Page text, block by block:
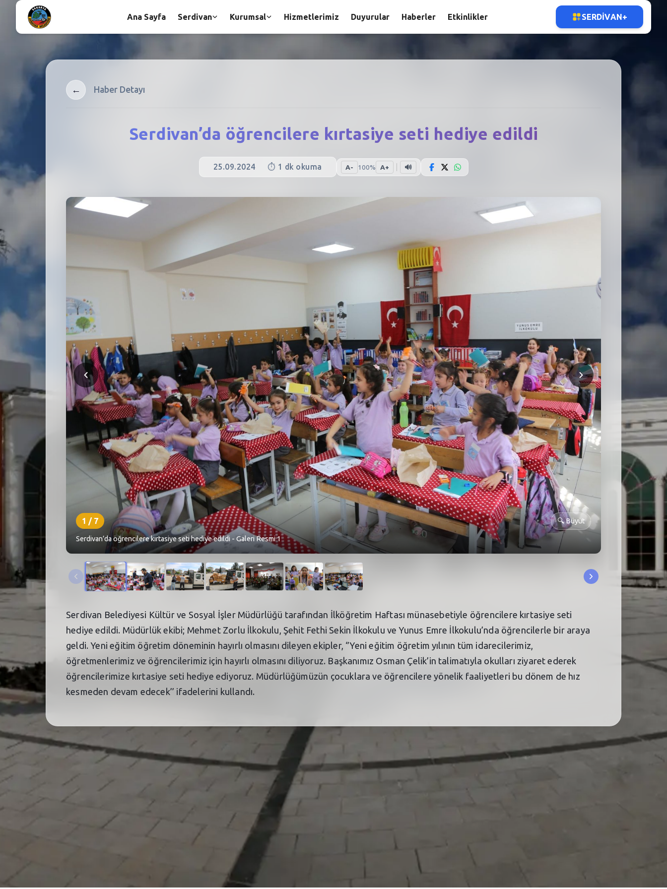
← Haber Detayı
Serdivan’da öğrencilere kırtasiye seti hediye edildi
25.09.2024 ⏱️ 1 dk okuma A- 100% A+ 🔊
1 / 7 🔍Büyüt
Serdivan’da öğrencilere kırtasiye seti hediye edildi - Galeri Resmi 1
Serdivan Belediyesi Kültür ve Sosyal İşler Müdürlüğü tarafından İlköğretim Haftası münasebetiyle öğrencilere kırtasiye seti
hediye edildi. Müdürlük ekibi; Mehmet Zorlu İlkokulu, Şehit Fethi Sekin İlkokulu ve Yunus Emre İlkokulu’nda öğrencilerle bir araya
geldi. Yeni eğitim öğretim döneminin hayırlı olmasını dileyen ekipler, ‘’Yeni eğitim öğretim yılının tüm idarecilerimiz,
öğretmenlerimiz ve öğrencilerimiz için hayırlı olmasını diliyoruz. Başkanımız Osman Çelik’in talimatıyla okulları ziyaret ederek
öğrencilerimize kırtasiye seti hediye ediyoruz. Müdürlüğümüzün çocuklara ve öğrencilere yönelik faaliyetleri bu dönem de hız
kesmeden devam edecek’’ ifadelerini kullandı.
Ana Sayfa Serdivan Kurumsal Hizmetlerimiz Duyurular Haberler Etkinlikler SERDIVAN+